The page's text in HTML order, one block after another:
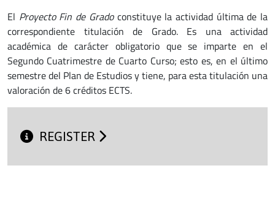
El Proyecto Fin de Gradoconstituye la actividad última de la
correspondiente titulación de Grado. Es una actividad
académica de carácter obligatorio que se imparte en el
Segundo Cuatrimestre de Cuarto Curso; esto es, en el último
semestre del Plan de Estudios y tiene, para esta titulación una
valoración de 6 créditos ECTS.
REGISTER